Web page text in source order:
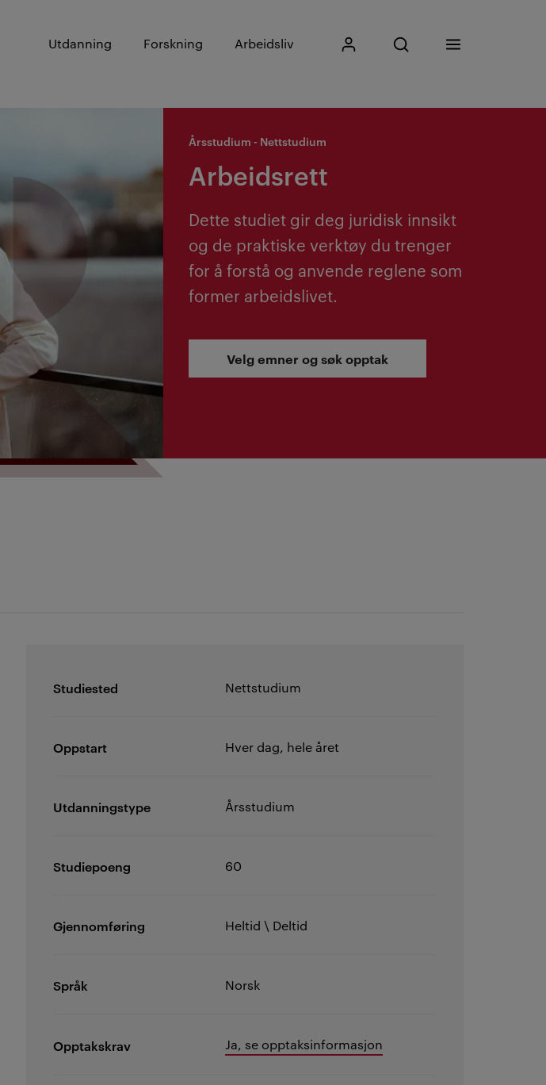
Utdanning Forskning Arbeidsliv Mitt KristianiaÅpne søk
Skriv inn søkefrase
Søk
Meny
Årsstudium - Nettstudium
Arbeidsrett
Dette studiet gir deg juridisk innsikt
og de praktiske verktøy du trenger
for å forstå og anvende reglene som
former arbeidslivet.
Velg emner og søk opptak
Studiested Nettstudium
Oppstart Hver dag, hele året
Utdanningstype Årsstudium
Studiepoeng 60
Gjennomføring Heltid \ Deltid
Språk Norsk
Opptakskrav Ja, se opptaksinformasjon